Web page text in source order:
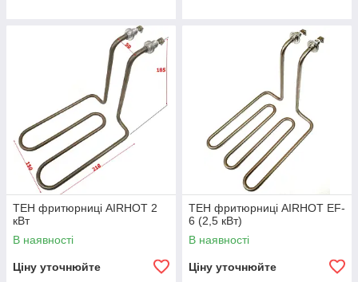
ТЕН фритюрниці AIRHOT 2
кВт
В наявності
Ціну уточнюйте
ТЕН фритюрниці AIRHOT EF-
6 (2,5 кВт)
В наявності
Ціну уточнюйте